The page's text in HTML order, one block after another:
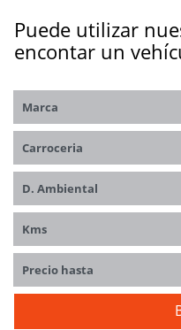
Puede utilizar
encontar un
Marca
Carrocerías
Distintivo ambiental
Kms
Precio hasta